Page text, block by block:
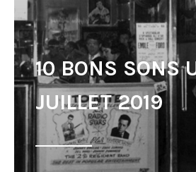
10 BONS SONS
JUILLET 2019